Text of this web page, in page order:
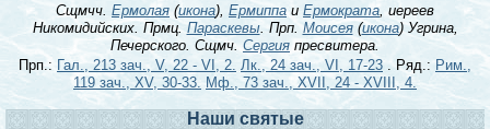
Сщмчч. Ермолая (икона), Ермиппаи Ермократа, иереев
Никомидийских. Прмц.Параскевы. Прп. Моисея(икона) Угрина,
Печерского. Сщмч. Сергия пресвитера.
Прп.: Гал., 213 зач., V, 22 - VI, 2. Лк., 24 зач., VI, 17-23 . Ряд.: Рим.,
119 зач., XV, 30-33. Мф., 73 зач., XVII, 24 - XVIII, 4.
Наши святые